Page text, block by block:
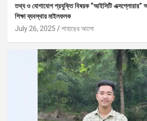
তথ্য ও যোগাযোগ প্রযুক্তি বিষয়ক “আইসিটি এক্সপ্লোরার”
শিক্ষা ব্যবস্থায় মাইলফলক
July 26, 2025
পাহাড়ের আলো